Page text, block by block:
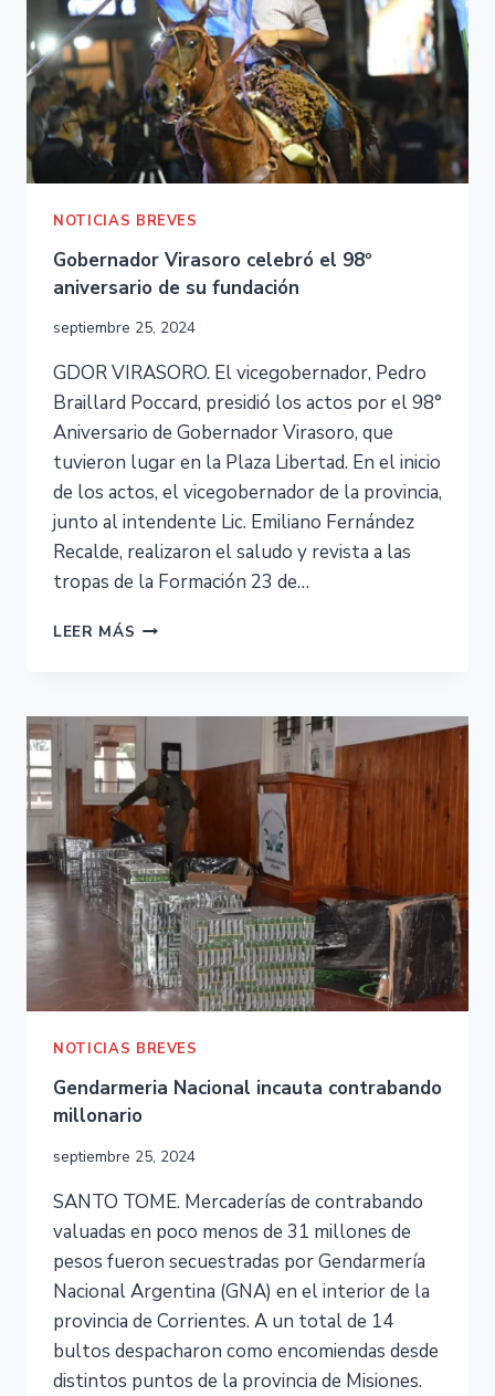
NOTICIAS BREVES
Gobernador Virasoro celebró el 98º
aniversario de su fundación
septiembre 25, 2024
GDOR VIRASORO. El vicegobernador, Pedro
Braillard Poccard, presidió los actos por el 98°
Aniversario de Gobernador Virasoro, que
tuvieron lugar en la Plaza Libertad. En el inicio
de los actos, el vicegobernador de la provincia,
junto al intendente Lic. Emiliano Fernández
Recalde, realizaron el saludo y revista a las
tropas de la Formación 23 de…
LEER MÁS
NOTICIAS BREVES
Gendarmeria Nacional incauta contrabando
millonario
septiembre 25, 2024
SANTO TOME. Mercaderías de contrabando
valuadas en poco menos de 31 millones de
pesos fueron secuestradas por Gendarmería
Nacional Argentina (GNA) en el interior de la
provincia de Corrientes. A un total de 14
bultos despacharon como encomiendas desde
distintos puntos de la provincia de Misiones.